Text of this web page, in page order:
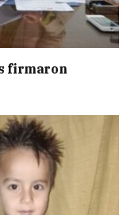
firmaron